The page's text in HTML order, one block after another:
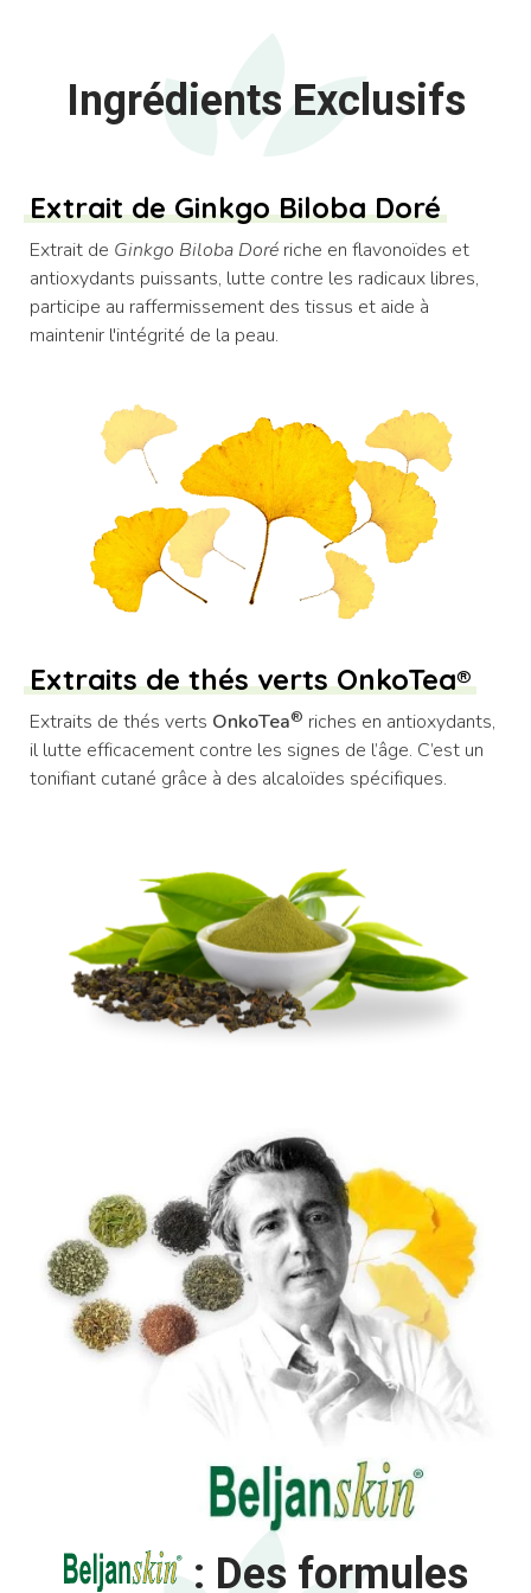
Ingrédients Exclusifs
Extrait de Ginkgo Biloba Doré
Extrait de Ginkgo Biloba Doré riche en flavonoïdes et
antioxydants puissants, lutte contre les radicaux libres,
participe au raffermissement des tissus et aide à
maintenir l'intégrité de la peau.
Extraits de thés verts OnkoTea®
Extraits de thés verts OnkoTea® riches en antioxydants,
il lutte efficacement contre les signes de l’âge. C’est un
tonifiant cutané grâce à des alcaloïdes spécifiques.
: Des formules